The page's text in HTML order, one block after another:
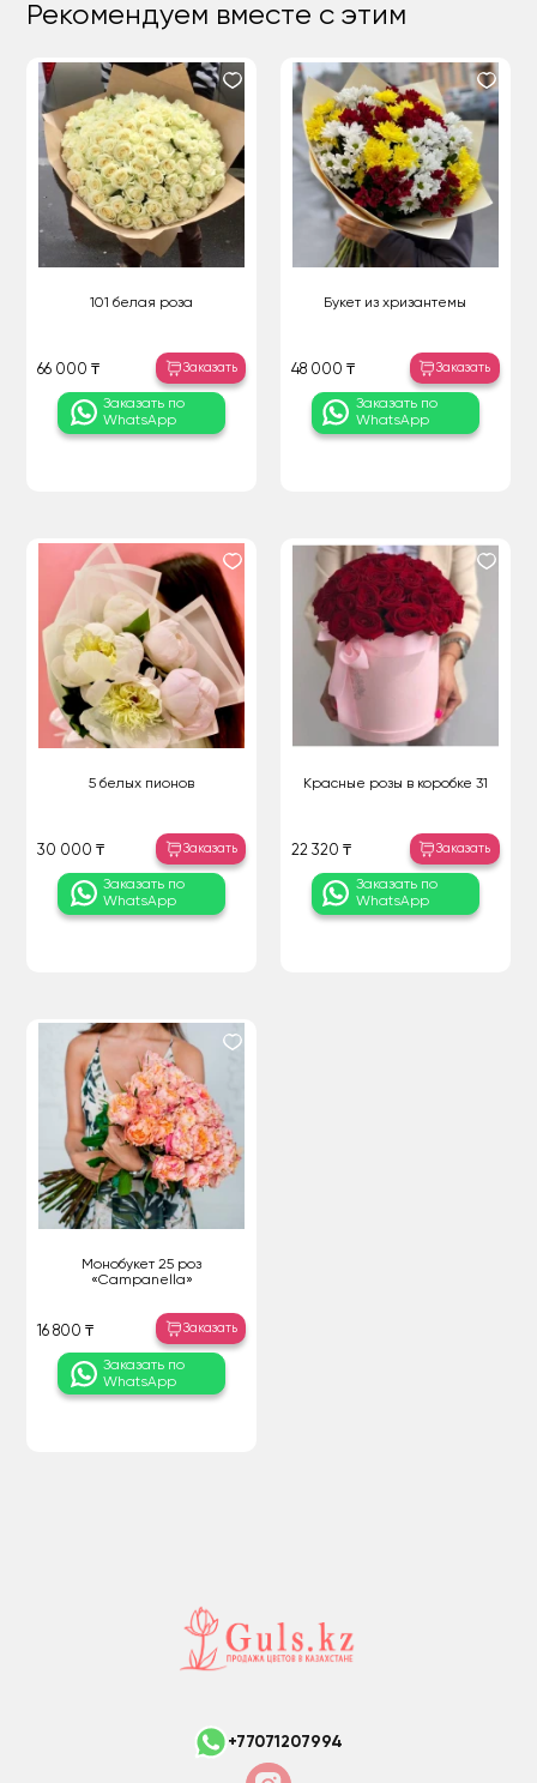
Рекомендуем вместе с этим
101 белая роза
66 000 ₸ Заказать
Заказать по
WhatsApp
Букет из хризантемы
48 000 ₸ Заказать
Заказать по
WhatsApp
5 белых пионов
30 000 ₸ Заказать
Заказать по
WhatsApp
Красные розы в коробке 31
22 320 ₸ Заказать
Заказать по
WhatsApp
Монобукет 25 роз
«Campanella»
16 800 ₸ Заказать
Заказать по
WhatsApp
+77071207994